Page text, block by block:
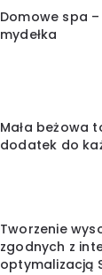
Domowe spa
mydełka
Mała beżowa
dodatek do
Tworzenie
zgodnych z
optymalizacją